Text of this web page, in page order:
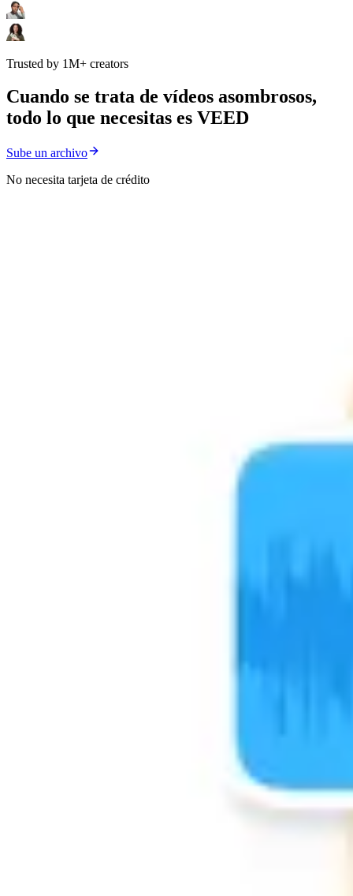
Trusted by 1M+ creators
Cuando se trata de vídeos asombrosos,
todo lo que necesitas es VEED
Sube un archivo
No necesita tarjeta de crédito